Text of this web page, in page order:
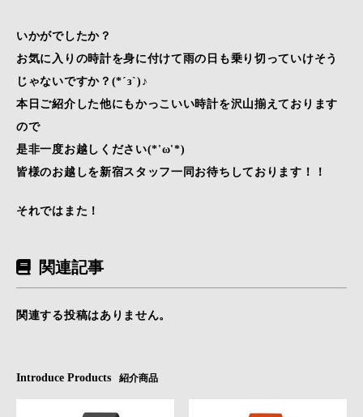
いかがでしたか？
お気に入りの時計を身に付けて雨の日も乗り切っていけそう
じゃないですか？(*´з`)♪
本日ご紹介した他にもかっこいい時計を沢山揃えております
ので
是非一度お越しください(*'ω'*)
皆様のお越しを新宿スタッフ一同お待ちしております！！
それではまた！
関連記事
関連する投稿はありません。
Introduce Products 紹介商品